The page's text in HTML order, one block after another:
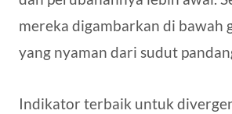
mereka digambarkan di bawah
yang nyaman dari sudut
Indikator terbaik untuk